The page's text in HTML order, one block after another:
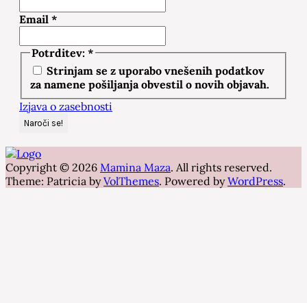
Email *
Potrditev: *
Strinjam se z uporabo vnešenih podatkov
za namene pošiljanja obvestil o novih objavah.
Izjava o zasebnosti
Copyright © 2026 Mamina Maza. All rights reserved.
Theme: Patricia byVolThemes. Powered byWordPress.